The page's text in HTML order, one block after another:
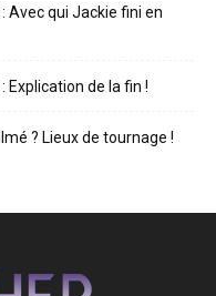
Avec qui Jackie fini en
Explication de la fin !
? Lieux de tournage !